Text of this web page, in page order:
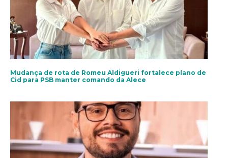
Mudança de rota de Romeu Aldigueri fortalece plano de
Cid para PSB manter comando da Alece